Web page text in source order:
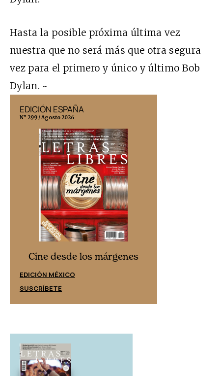
Hasta la posible próxima última vez
nuestra que no será más que otra segura
vez para el primero y único y último Bob
Dylan. ~
EDICIÓN ESPAÑA
N° 299 / Agosto 2026
Cine desde los márgenes
EDICIÓN MÉXICO
SUSCRÍBETE